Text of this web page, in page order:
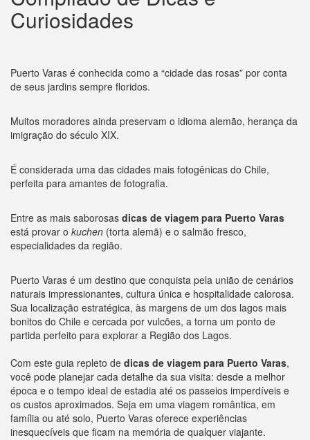
Curiosidades
Puerto Varas é conhecida como a “cidade das rosas” por conta
de seus jardins sempre floridos.
Muitos moradores ainda preservam o idioma alemão, herança da
imigração do século XIX.
É considerada uma das cidades mais fotogênicas do Chile,
perfeita para amantes de fotografia.
Entre as mais saborosas dicas de viagem para Puerto Varas
está provar o kuchen (torta alemã) e o salmão fresco,
especialidades da região.
Puerto Varas é um destino que conquista pela união de cenários
naturais impressionantes, cultura única e hospitalidade calorosa.
Sua localização estratégica, às margens de um dos lagos mais
bonitos do Chile e cercada por vulcões, a torna um ponto de
partida perfeito para explorar a Região dos Lagos.
Com este guia repleto de dicas de viagem para Puerto Varas,
você pode planejar cada detalhe da sua visita: desde a melhor
época e o tempo ideal de estadia até os passeios imperdíveis e
os custos aproximados. Seja em uma viagem romântica, em
família ou até solo, Puerto Varas oferece experiências
inesquecíveis que ficam na memória de qualquer viajante.